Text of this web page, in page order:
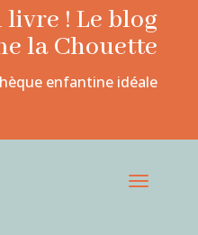
livre ! Le blog
la Chouette
enfantine idéale